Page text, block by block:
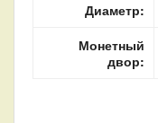
Диаметр:
Монетный
двор: